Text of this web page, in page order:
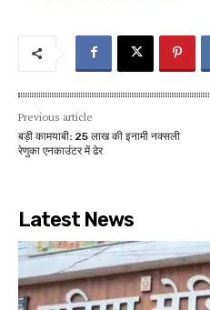
Previous article
बड़ी कामयाबी: 25 लाख की इनामी नक्सली
रेणुका एनकाउंटर में ढेर
Latest News